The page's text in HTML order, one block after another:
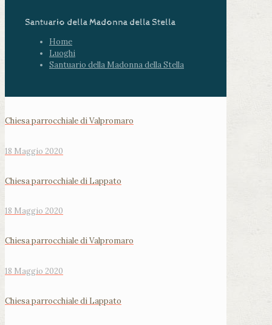
Santuario della Madonna della Stella
Home
Luoghi
Santuario della Madonna della Stella
Chiesa parrocchiale di Valpromaro
18 Maggio 2020
Chiesa parrocchiale di Lappato
18 Maggio 2020
Chiesa parrocchiale di Valpromaro
18 Maggio 2020
Chiesa parrocchiale di Lappato